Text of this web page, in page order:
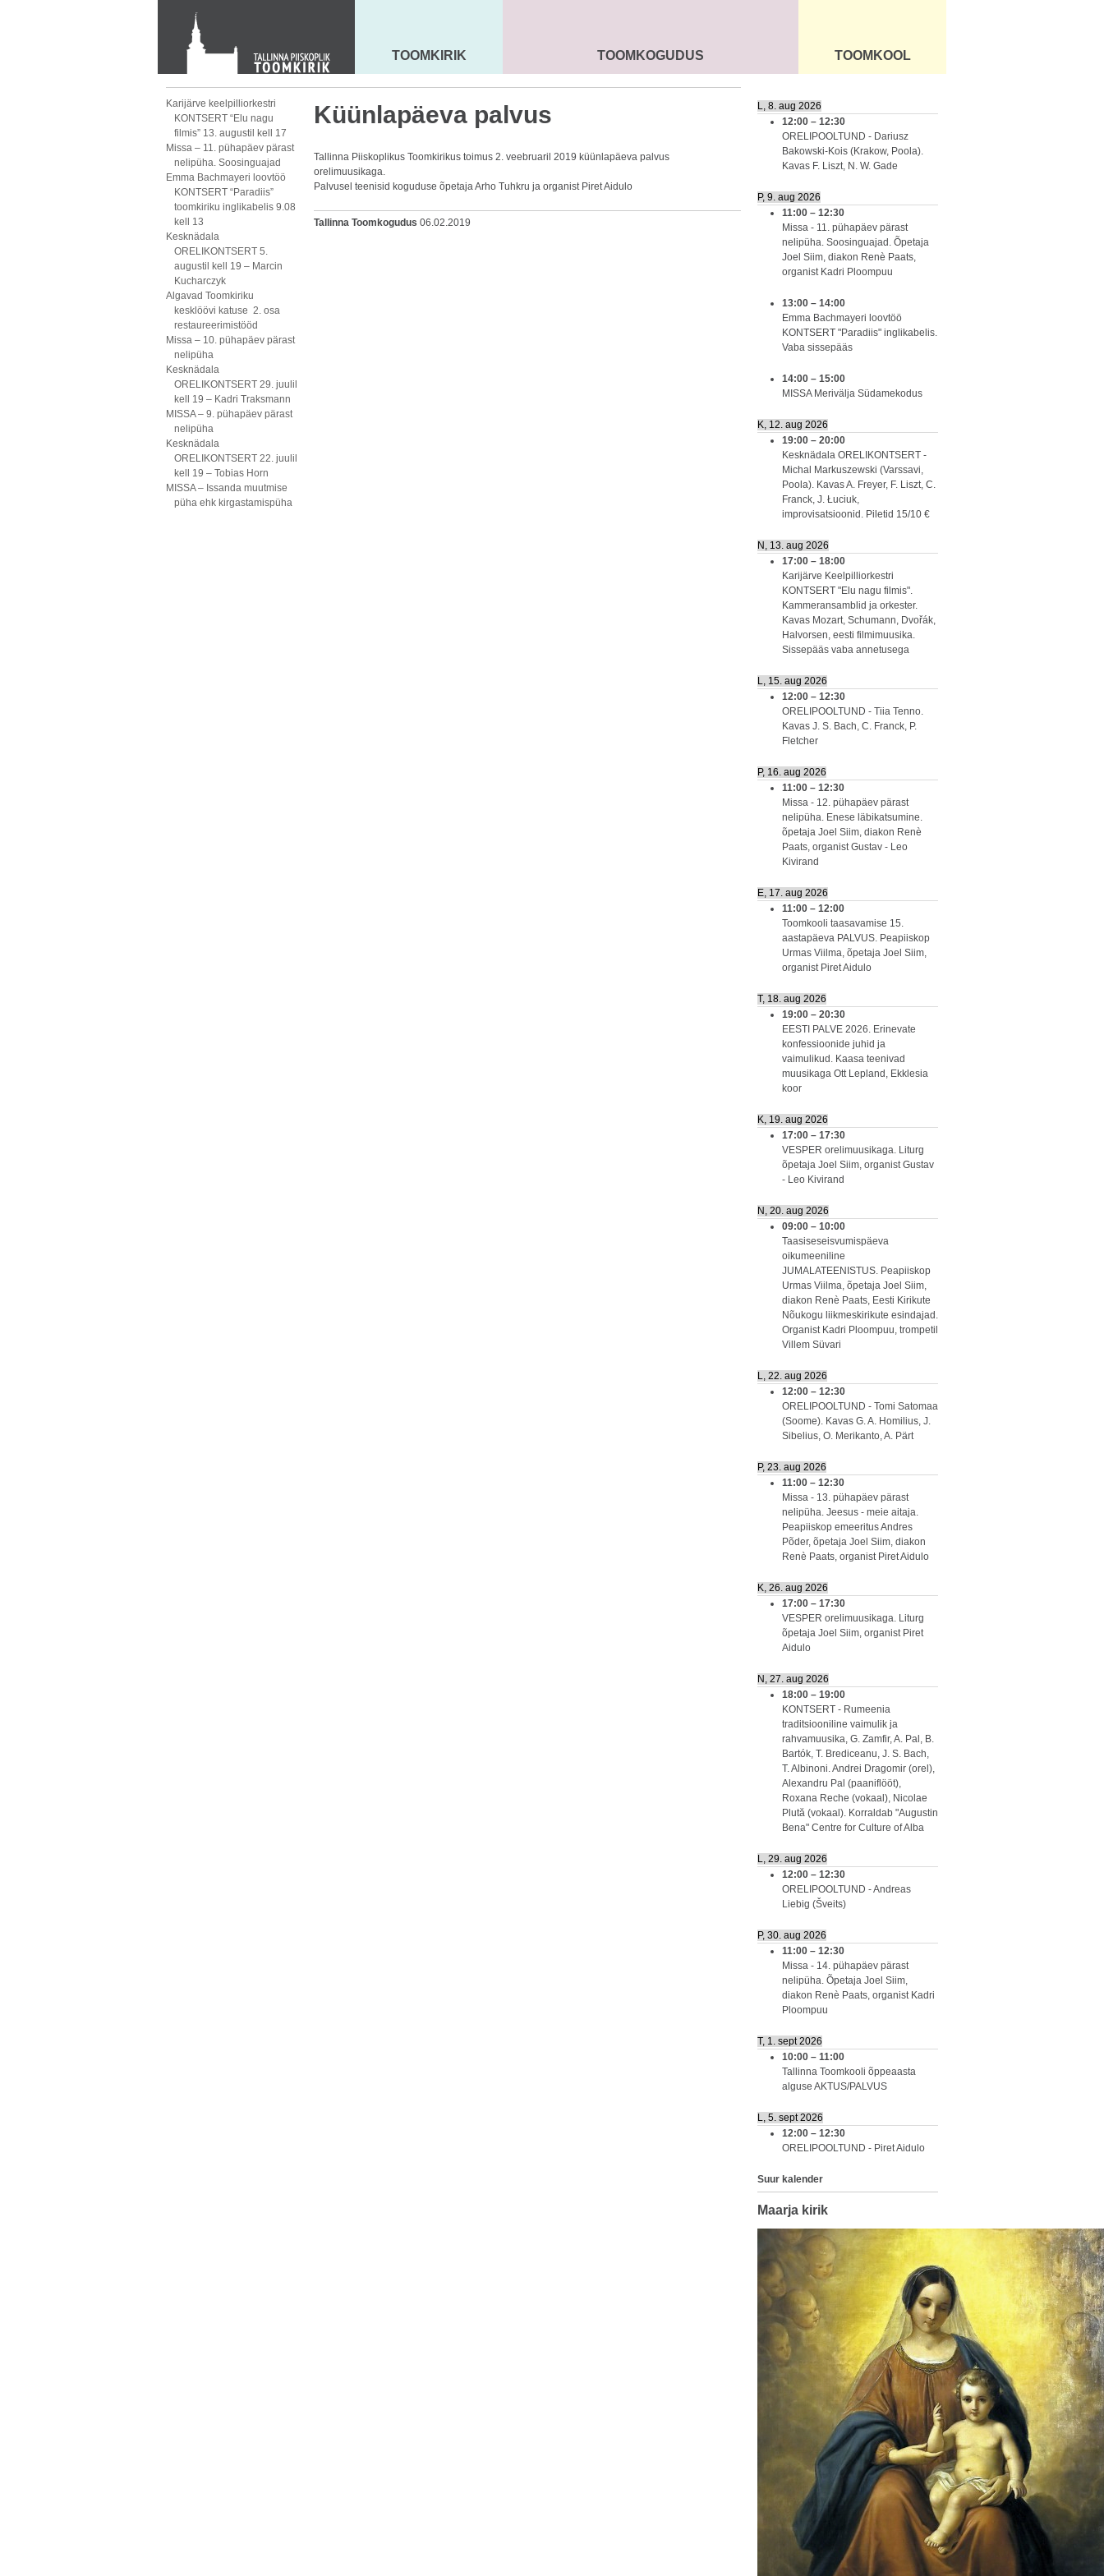
KONTAKT
Toom-Kooli 6, 10130 TALLINN
tallinna.toom@eelk.ee
MAARJA KIRIK
TOOMKIRIK SEENIORID KOGUDUS
TOOMKOGUDUS ÜLDINFO
TOOMKOOL
Karijärve keelpilliorkestri
KONTSERT “Elu nagu
filmis” 13. augustil kell 17
Missa – 11. pühapäev pärast
nelipüha. Soosinguajad
Emma Bachmayeri loovtöö
KONTSERT “Paradiis”
toomkiriku inglikabelis 9.08
kell 13
Kesknädala
ORELIKONTSERT 5.
augustil kell 19 – Marcin
Kucharczyk
Algavad Toomkiriku
kesklöövi katuse 2. osa
restaureerimistööd
Missa – 10. pühapäev pärast
nelipüha
Kesknädala
ORELIKONTSERT 29. juulil
kell 19 – Kadri Traksmann
MISSA – 9. pühapäev pärast
nelipüha
Kesknädala
ORELIKONTSERT 22. juulil
kell 19 – Tobias Horn
MISSA – Issanda muutmise
püha ehk kirgastamispüha
Küünlapäeva palvus
Tallinna Piiskoplikus Toomkirikus toimus 2. veebruaril 2019 küünlapäeva palvus
orelimuusikaga.
Palvusel teenisid koguduse õpetaja Arho Tuhkru ja organist Piret Aidulo
Tallinna Toomkogudus 06.02.2019
L, 8. aug 2026
12:00 – 12:30
ORELIPOOLTUND - Dariusz
Bakowski-Kois (Krakow, Poola).
Kavas F. Liszt, N. W. Gade
P, 9. aug 2026
11:00 – 12:30
Missa - 11. pühapäev pärast
nelipüha. Soosinguajad. Õpetaja
Joel Siim, diakon Renè Paats,
organist Kadri Ploompuu
13:00 – 14:00
Emma Bachmayeri loovtöö
KONTSERT "Paradiis" inglikabelis.
Vaba sissepääs
14:00 – 15:00
MISSA Merivälja Südamekodus
K, 12. aug 2026
19:00 – 20:00
Kesknädala ORELIKONTSERT -
Michal Markuszewski (Varssavi,
Poola). Kavas A. Freyer, F. Liszt, C.
Franck, J. Łuciuk,
improvisatsioonid. Piletid 15/10 €
N, 13. aug 2026
17:00 – 18:00
Karijärve Keelpilliorkestri
KONTSERT "Elu nagu filmis".
Kammeransamblid ja orkester.
Kavas Mozart, Schumann, Dvořák,
Halvorsen, eesti filmimuusika.
Sissepääs vaba annetusega
L, 15. aug 2026
12:00 – 12:30
ORELIPOOLTUND - Tiia Tenno.
Kavas J. S. Bach, C. Franck, P.
Fletcher
P, 16. aug 2026
11:00 – 12:30
Missa - 12. pühapäev pärast
nelipüha. Enese läbikatsumine.
õpetaja Joel Siim, diakon Renè
Paats, organist Gustav - Leo
Kivirand
E, 17. aug 2026
11:00 – 12:00
Toomkooli taasavamise 15.
aastapäeva PALVUS. Peapiiskop
Urmas Viilma, õpetaja Joel Siim,
organist Piret Aidulo
T, 18. aug 2026
19:00 – 20:30
EESTI PALVE 2026. Erinevate
konfessioonide juhid ja
vaimulikud. Kaasa teenivad
muusikaga Ott Lepland, Ekklesia
koor
K, 19. aug 2026
17:00 – 17:30
VESPER orelimuusikaga. Liturg
õpetaja Joel Siim, organist Gustav
- Leo Kivirand
N, 20. aug 2026
09:00 – 10:00
Taasiseseisvumispäeva
oikumeeniline
JUMALATEENISTUS. Peapiiskop
Urmas Viilma, õpetaja Joel Siim,
diakon Renè Paats, Eesti Kirikute
Nõukogu liikmeskirikute esindajad.
Organist Kadri Ploompuu, trompetil
Villem Süvari
L, 22. aug 2026
12:00 – 12:30
ORELIPOOLTUND - Tomi Satomaa
(Soome). Kavas G. A. Homilius, J.
Sibelius, O. Merikanto, A. Pärt
P, 23. aug 2026
11:00 – 12:30
Missa - 13. pühapäev pärast
nelipüha. Jeesus - meie aitaja.
Peapiiskop emeeritus Andres
Põder, õpetaja Joel Siim, diakon
Renè Paats, organist Piret Aidulo
K, 26. aug 2026
17:00 – 17:30
VESPER orelimuusikaga. Liturg
õpetaja Joel Siim, organist Piret
Aidulo
N, 27. aug 2026
18:00 – 19:00
KONTSERT - Rumeenia
traditsiooniline vaimulik ja
rahvamuusika, G. Zamfir, A. Pal, B.
Bartók, T. Brediceanu, J. S. Bach,
T. Albinoni. Andrei Dragomir (orel),
Alexandru Pal (paaniflööt),
Roxana Reche (vokaal), Nicolae
Plută (vokaal). Korraldab "Augustin
Bena" Centre for Culture of Alba
L, 29. aug 2026
12:00 – 12:30
ORELIPOOLTUND - Andreas
Liebig (Šveits)
P, 30. aug 2026
11:00 – 12:30
Missa - 14. pühapäev pärast
nelipüha. Õpetaja Joel Siim,
diakon Renè Paats, organist Kadri
Ploompuu
T, 1. sept 2026
10:00 – 11:00
Tallinna Toomkooli õppeaasta
alguse AKTUS/PALVUS
L, 5. sept 2026
12:00 – 12:30
ORELIPOOLTUND - Piret Aidulo
Suur kalender
Maarja kirik